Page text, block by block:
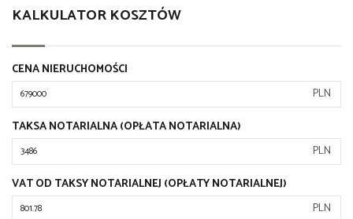
KALKULATOR KOSZTÓW
CENA NIERUCHOMOŚCI
PLN
TAKSA NOTARIALNA (OPŁATA NOTARIALNA)
PLN
VAT OD TAKSY NOTARIALNEJ (OPŁATY NOTARIALNEJ)
PLN